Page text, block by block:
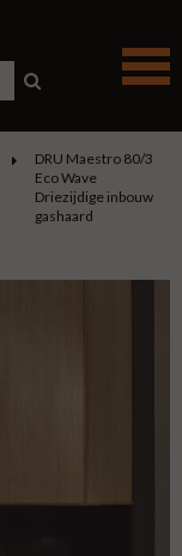
DRU Maestro 80/3
Eco Wave
Driezijdige inbouw
gashaard